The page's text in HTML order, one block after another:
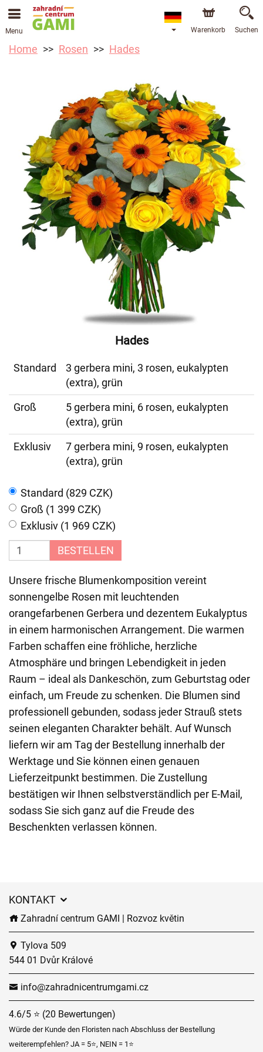
Menu Warenkorb Suchen
Home Rosen Hades
Hades
Standard
3 gerbera mini, 3 rosen, eukalypten
(extra), grün
Groß
5 gerbera mini, 6 rosen, eukalypten
(extra), grün
Exklusiv
7 gerbera mini, 9 rosen, eukalypten
(extra), grün
Standard (829 CZK)
Groß (1 399 CZK)
Exklusiv (1 969 CZK)
BESTELLEN
Unsere frische Blumenkomposition vereint
sonnengelbe Rosen mit leuchtenden
orangefarbenen Gerbera und dezentem Eukalyptus
in einem harmonischen Arrangement. Die warmen
Farben schaffen eine fröhliche, herzliche
Atmosphäre und bringen Lebendigkeit in jeden
Raum – ideal als Dankeschön, zum Geburtstag oder
einfach, um Freude zu schenken. Die Blumen sind
professionell gebunden, sodass jeder Strauß stets
seinen eleganten Charakter behält. Auf Wunsch
liefern wir am Tag der Bestellung innerhalb der
Werktage und Sie können einen genauen
Lieferzeitpunkt bestimmen. Die Zustellung
bestätigen wir Ihnen selbstverständlich per E-Mail,
sodass Sie sich ganz auf die Freude des
Beschenkten verlassen können.
KONTAKT
Zahradní centrum GAMI | Rozvoz květin
Tylova 509
544 01 Dvůr Králové
info@zahradnicentrumgami.cz
4.6/5 ⭐ (20 Bewertungen)
Würde der Kunde den Floristen nach Abschluss der Bestellung
weiterempfehlen? JA = 5⭐, NEIN = 1⭐